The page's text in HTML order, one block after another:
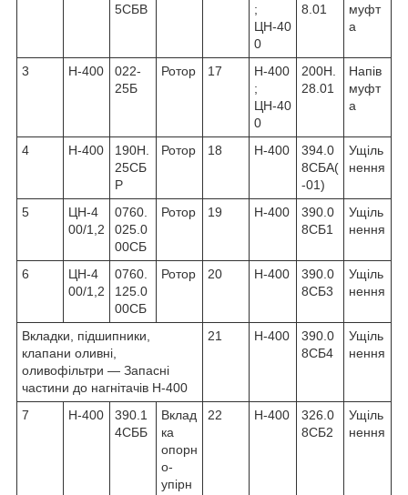
5СБВ
;
ЦН-40
0
8.01
муфт
а
3 Н-400
022-
25Б
Ротор 17
Н-400
;
ЦН-40
0
200Н.
28.01
Напів
муфт
а
4 Н-400
190Н.
25СБ
Р
Ротор 18 Н-400
394.0
8СБА(
-01)
Ущіль
нення
5
ЦН-4
00/1,2
0760.
025.0
00СБ
Ротор 19 Н-400
390.0
8СБ1
Ущіль
нення
6
ЦН-4
00/1,2
0760.
125.0
00СБ
Ротор 20 Н-400
390.0
8СБ3
Ущіль
нення
Вкладки, підшипники,
клапани оливні,
оливофільтри — Запасні
частини до нагнітачів Н-400
21 Н-400
390.0
8СБ4
Ущіль
нення
7 Н-400
390.1
4СББ
Вклад
ка
опорн
о-
упірн
22 Н-400
326.0
8СБ2
Ущіль
нення